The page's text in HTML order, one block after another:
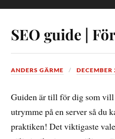
SEO guide |
ANDERS GÄRME DECEMBER
Guiden är till för dig som vill
utrymme på en server så du
praktiken! Det viktigaste